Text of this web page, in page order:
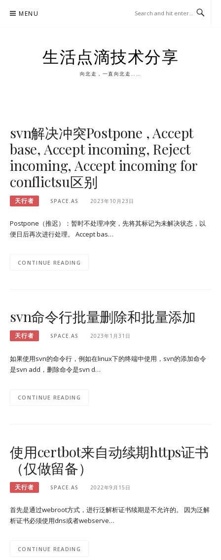
MENU
生活点滴技术分享
向北走，一直向北走……
svn解决冲突Postpone , Accept
base, Accept incoming, Reject
incoming, Accept incoming for
conflictsu区别
天行者 SPACE.AS 2023年10月23日
Postpone（推迟）：暂时不处理冲突，先将其标记为未解决状态，以
便日后再次进行处理。 Accept bas…
CONTINUE READING
svn命令行批量删除和批量添加
天行者 SPACE.AS 2023年1月31日
如果使用svn的命令行，例如在linux下的终端中使用，svn的添加命令
是svn add，删除命令是svn d…
CONTINUE READING
使用certbot来自动续期https证书
（仅做留备）
天行者 SPACE.AS 2022年9月15日
首先是通过webroot方式，进行泛解析证书续期是不允许的。 因为泛解
析证书必须使用dns或者webserve…
CONTINUE READING